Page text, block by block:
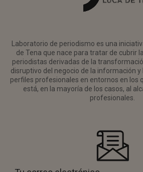
Laboratorio de periodismo es una
de Tena que nace para tratar de cubrir
periodistas derivadas de la
disruptivo del negocio de la información
perfiles profesionales en entornos en los
está, en la mayoría de los casos, al
profesionales.